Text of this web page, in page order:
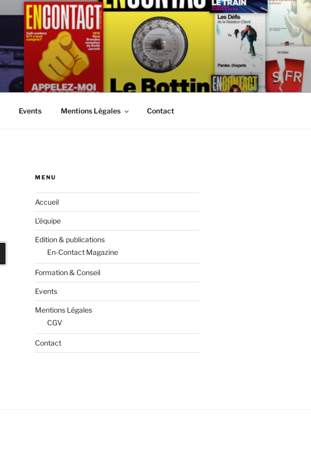
Events Mentions Légales Contact
MENU
Accueil
L’équipe
Edition & publications
En-Contact Magazine
Formation & Conseil
Events
Mentions Légales
CGV
Contact